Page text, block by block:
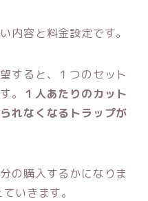
内容と料金設定です。
すると、１つのセット
。
１人あたりのカット
れなくなるトラップが
の購入するかになりま
いきます。